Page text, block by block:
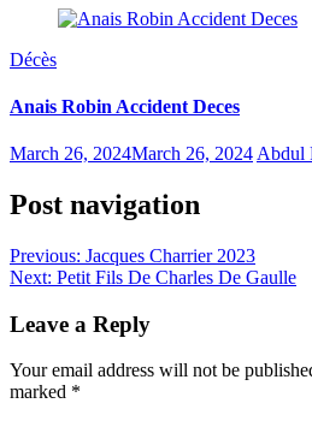
Décès
Anais Robin Accident Deces
March 26, 2024March 26, 2024 Abdul
Post navigation
Previous: Jacques Charrier 2023
Next: Petit Fils De Charles De Gaulle
Leave a Reply
Your email address will not be
marked *